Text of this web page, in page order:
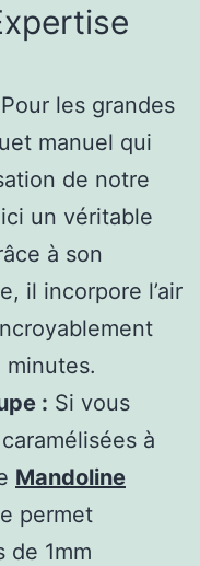
Pour les grandes
manuel qui
de notre
un véritable
à son
il incorpore l’air
: Si vous
à
Mandoline
permet
de 1mm